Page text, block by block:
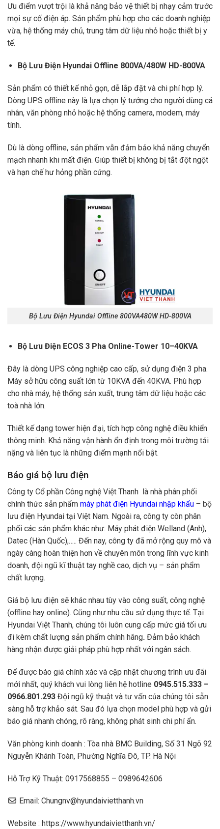
Ưu điểm vượt trội là khả năng bảo vệ thiết bị nhạy cảm trước
mọi sự cố điện áp. Sản phẩm phù hợp cho các doanh nghiệp
vừa, hệ thống máy chủ, trung tâm dữ liệu nhỏ hoặc thiết bị y
tế.
Bộ Lưu Điện Hyundai Offline 800VA/480W HD-800VA
Sản phẩm có thiết kế nhỏ gọn, dễ lắp đặt và chi phí hợp lý.
Dòng UPS offline này là lựa chọn lý tưởng cho người dùng cá
nhân, văn phòng nhỏ hoặc hệ thống camera, modem, máy
tính.
Dù là dòng offline, sản phẩm vẫn đảm bảo khả năng chuyển
mạch nhanh khi mất điện. Giúp thiết bị không bị tắt đột ngột
và hạn chế hư hỏng phần cứng.
Bộ Lưu Điện Hyundai Offline 800VA480W HD-800VA
Bộ Lưu Điện ECOS 3 Pha Online-Tower 10–40KVA
Đây là dòng UPS công nghiệp cao cấp, sử dụng điện 3 pha.
Máy sở hữu công suất lớn từ 10KVA đến 40KVA. Phù hợp
cho nhà máy, hệ thống sản xuất, trung tâm dữ liệu hoặc các
toà nhà lớn.
Thiết kế dạng tower hiện đại, tích hợp công nghệ điều khiển
thông minh. Khả năng vận hành ổn định trong môi trường tải
nặng và liên tục là những điểm mạnh nổi bật.
Báo giá bộ lưu điện
Công ty Cổ phần Công nghệ Việt Thanh
là nhà phân phối
chính thức sản phẩm máy phát điện Hyundai nhập khẩu – bộ
lưu điện Hyundai tại Việt Nam. Ngoài ra, công ty còn phân
phối các sản phẩm khác như: Máy phát điện Welland (Anh),
Datec (Hàn Quốc),….. Đến nay, công ty đã mở rộng quy mô và
ngày càng hoàn thiện hơn về chuyên môn trong lĩnh vực kinh
doanh, đội ngũ kĩ thuật tay nghề cao, dịch vụ – sản phẩm
chất lượng.
Giá bộ lưu điện sẽ khác nhau tùy vào công suất, công nghệ
(offline hay online). Cũng như nhu cầu sử dụng thực tế. Tại
Hyundai Việt Thanh, chúng tôi luôn cung cấp mức giá tối ưu
đi kèm chất lượng sản phẩm chính hãng. Đảm bảo khách
hàng nhận được giải pháp phù hợp nhất với ngân sách.
Để được báo giá chính xác và cập nhật chương trình ưu đãi
mới nhất, quý khách vui lòng liên hệ hotline 0945.515.333 –
0966.801.293 Đội ngũ kỹ thuật và tư vấn của chúng tôi sẵn
sàng hỗ trợ khảo sát. Sau đó lựa chọn model phù hợp và gửi
báo giá nhanh chóng, rõ ràng, không phát sinh chi phí ẩn.
Văn phòng kinh doanh : Tòa nhà BMC Building, Số 31 Ngõ 92
Nguyễn Khánh Toàn, Phường Nghĩa Đô, TP. Hà Nội
Hỗ Trợ Kỹ Thuật: 0917568855 – 0989642606
Email: Chungnv@hyundaivietthanh.vn
Website : https://www.hyundaivietthanh.vn/